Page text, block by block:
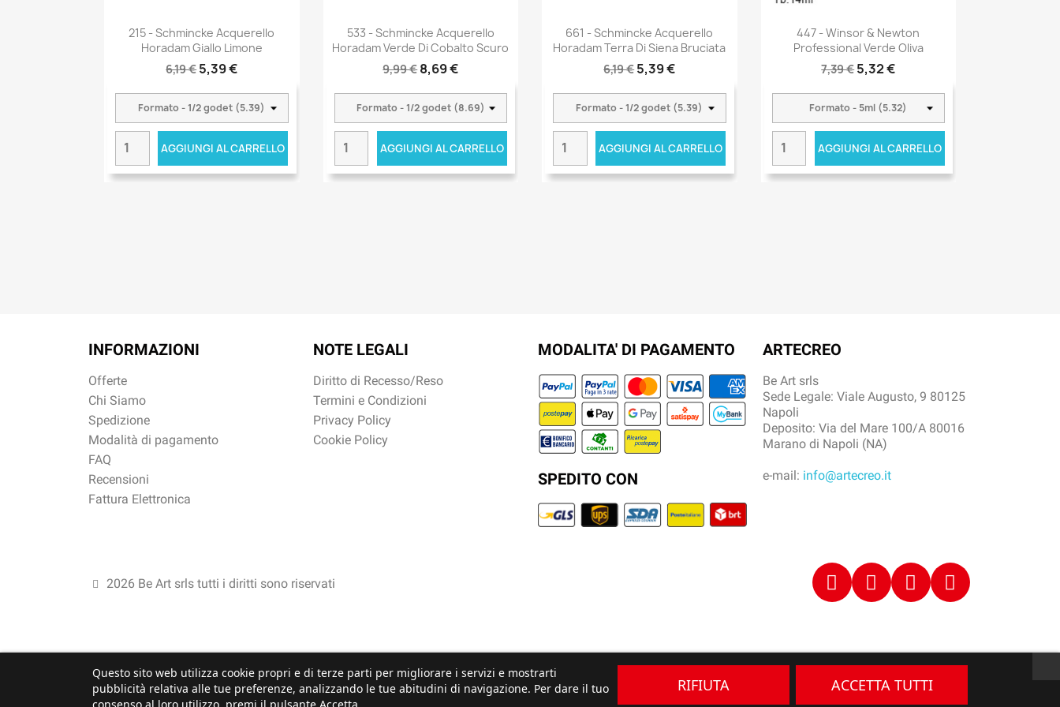
215 - Schmincke Acquerello
Horadam Giallo Limone
6,19 €5,39 €
AGGIUNGI AL CARRELLO
533 - Schmincke Acquerello
Horadam Verde Di Cobalto Scuro
9,99 €8,69 €
AGGIUNGI AL CARRELLO
661 - Schmincke Acquerello
Horadam Terra Di Siena Bruciata
6,19 €5,39 €
AGGIUNGI AL CARRELLO
447 - Winsor & Newton
Professional Verde Oliva
7,39 €5,32 €
AGGIUNGI AL CARRELLO
INFORMAZIONI
Offerte
Chi Siamo
Spedizione
Modalità di pagamento
FAQ
Recensioni
Fattura Elettronica
NOTE LEGALI
Diritto di Recesso/Reso
Termini e Condizioni
Privacy Policy
Cookie Policy
MODALITA' DI PAGAMENTO
SPEDITO CON
ARTECREO
Be Art srls
Sede Legale: Viale Augusto, 9 80125
Napoli
Deposito: Via del Mare 100/A 80016
Marano di Napoli (NA)
e-mail: info@artecreo.it
2026 Be Art srls tutti i diritti sono riservati
Questo sito web utilizza cookie propri e di terze parti per migliorare i servizi e mostrarti
pubblicità relativa alle tue preferenze, analizzando le tue abitudini di navigazione. Per dare il tuo
RIFIUTA ACCETTA TUTTI